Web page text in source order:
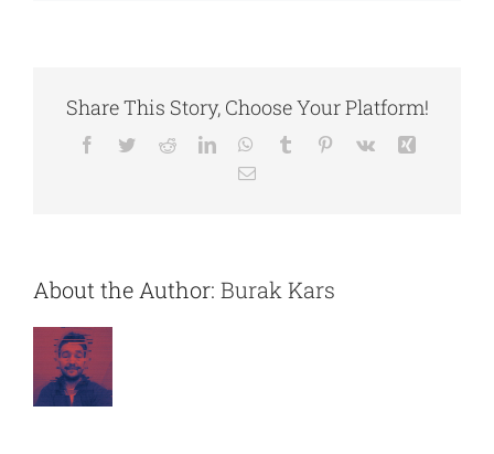
Share This Story, Choose Your Platform!
Facebook
TwitterRedditLinkedInWhatsApp
Tumblr Pinterest
Vk
E-
About the Author: Burak Kars